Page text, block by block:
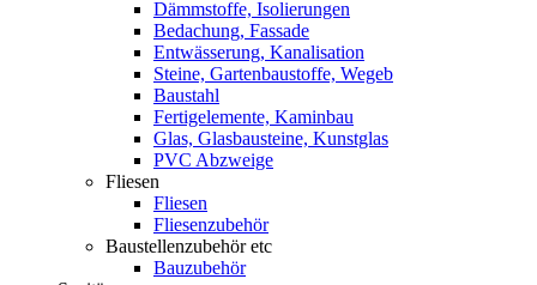
Dämmstoffe, Isolierungen
Bedachung, Fassade
Entwässerung, Kanalisation
Steine, Gartenbaustoffe, Wegeb
Baustahl
Fertigelemente, Kaminbau
Glas, Glasbausteine, Kunstglas
PVC Abzweige
Fliesen
Fliesen
Fliesenzubehör
Baustellenzubehör etc
Bauzubehör